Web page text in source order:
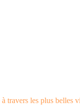
les plus belles